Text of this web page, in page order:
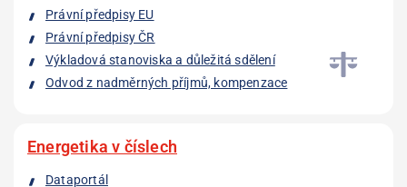
Právní předpisy EU
Právní předpisy ČR
Výkladová stanoviska a důležitá sdělení
Odvod z nadměrných příjmů, kompenzace
Energetika v číslech
Dataportál